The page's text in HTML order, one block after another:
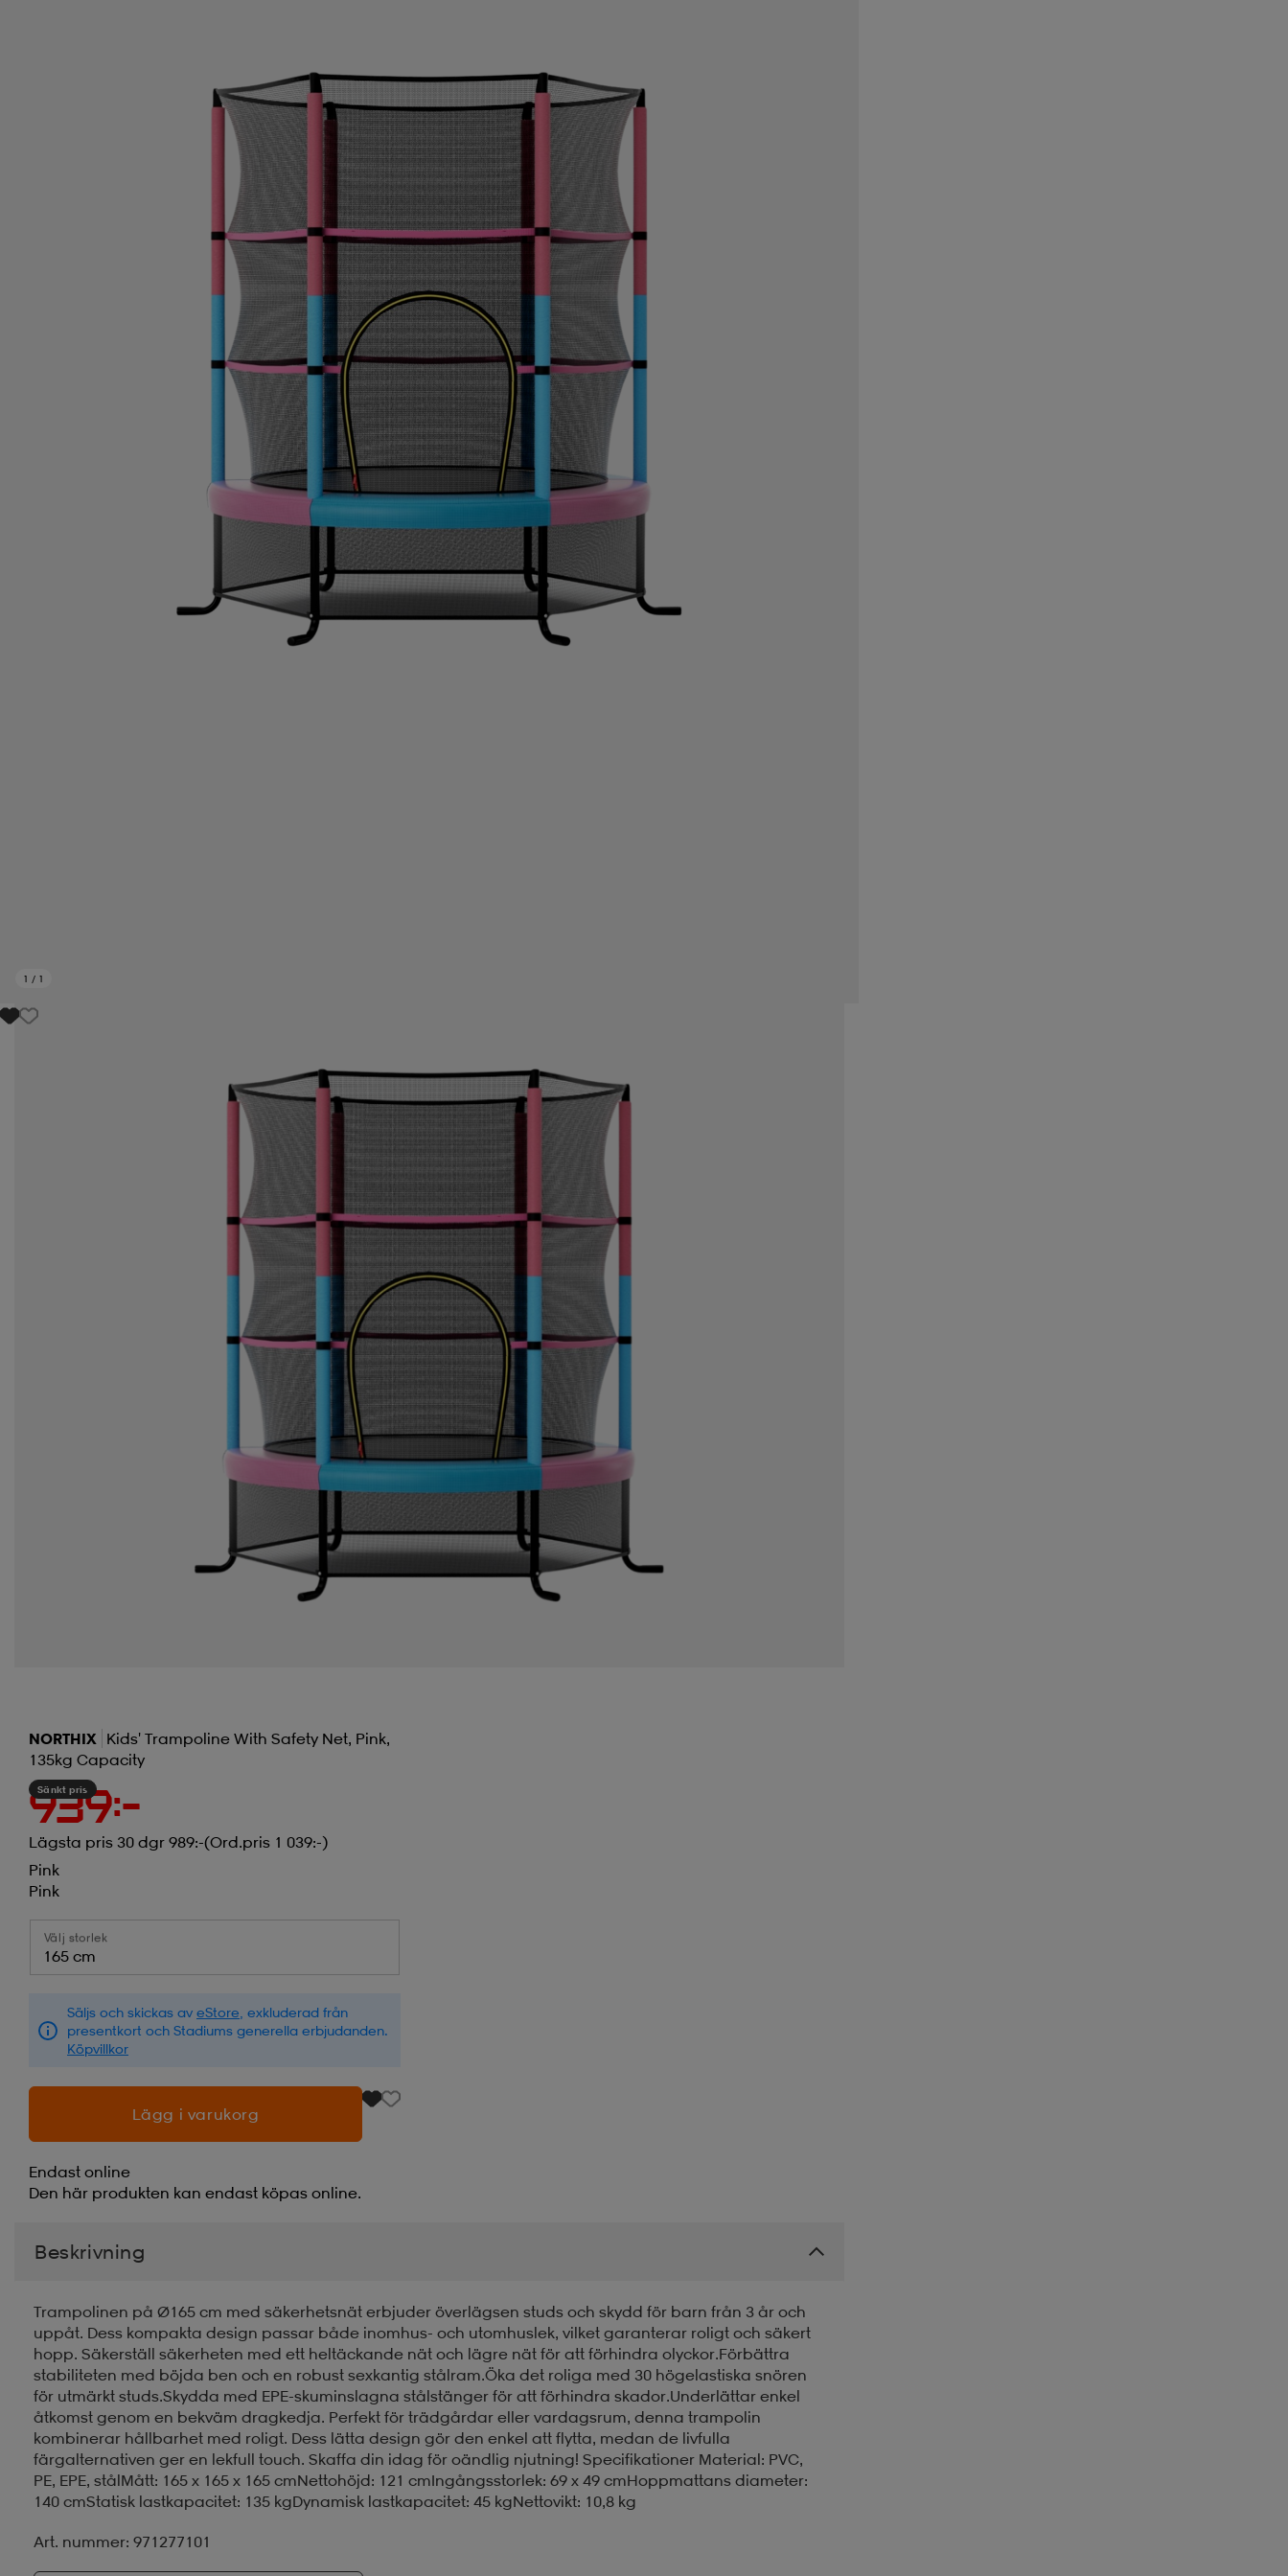
1 / 1
NORTHIX Kids' Trampoline With Safety Net, Pink,
135kg Capacity
Sänkt pris
939:-
Lägsta pris 30 dgr 989:-(Ord.pris 1 039:-)
Pink
Pink
Välj storlek
165 cm
Säljs och skickas av eStore , exkluderad från
presentkort och Stadiums generella erbjudanden.
Köpvillkor
Lägg i varukorg
Endast online
Den här produkten kan endast köpas online.
Beskrivning
Trampolinen på Ø165 cm med säkerhetsnät erbjuder överlägsen studs och skydd för barn från 3 år och
uppåt. Dess kompakta design passar både inomhus- och utomhuslek, vilket garanterar roligt och säkert
hopp. Säkerställ säkerheten med ett heltäckande nät och lägre nät för att förhindra olyckor.Förbättra
stabiliteten med böjda ben och en robust sexkantig stålram.Öka det roliga med 30 högelastiska snören
för utmärkt studs.Skydda med EPE-skuminslagna stålstänger för att förhindra skador.Underlättar enkel
åtkomst genom en bekväm dragkedja. Perfekt för trädgårdar eller vardagsrum, denna trampolin
kombinerar hållbarhet med roligt. Dess lätta design gör den enkel att flytta, medan de livfulla
färgalternativen ger en lekfull touch. Skaffa din idag för oändlig njutning! Specifikationer Material: PVC,
PE, EPE, stålMått: 165 x 165 x 165 cmNettohöjd: 121 cmIngångsstorlek: 69 x 49 cmHoppmattans diameter:
140 cmStatisk lastkapacitet: 135 kgDynamisk lastkapacitet: 45 kgNettovikt: 10,8 kg
Art. nummer: 971277101